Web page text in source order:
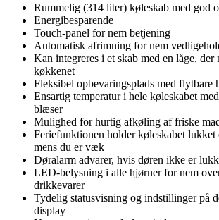
Rummelig (314 liter) køleskab med god
Energibesparende
Touch-panel for nem betjening
Automatisk afrimning for nem
Kan integreres i et skab med en låge, der
køkkenet
Fleksibel opbevaringsplads med flytbare
Ensartig temperatur i hele køleskabet
blæser
Mulighed for hurtig afkøling af friske
Feriefunktionen holder køleskabet
mens du er væk
Døralarm advarer, hvis døren ikke er
LED-belysning i alle hjørner for nem
drikkevarer
Tydelig statusvisning og indstillinger på
display